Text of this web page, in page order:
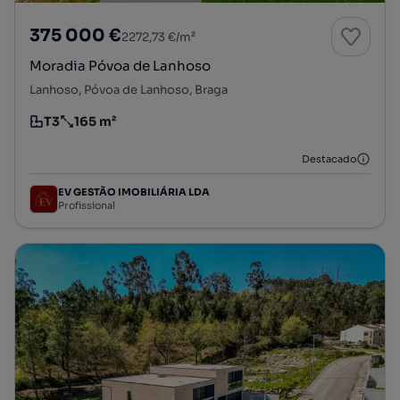
375 000 €2272,73 €/m²
Moradia Póvoa de Lanhoso
Lanhoso, Póvoa de Lanhoso, Braga
Tipologia
T3
Preço por metro quadrado
165 m²
Destacado
EV GESTÃO IMOBILIÁRIA LDA
Profissional